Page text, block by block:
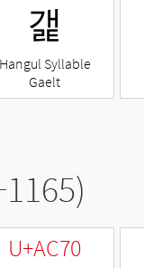
갩
Hangul Syllable
Gaelt
U+AC70